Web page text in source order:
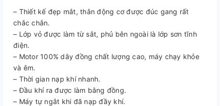
– Thiết kế đẹp mắt, thân động cơ được đúc gang rất
chắc chắn.
– Lớp vỏ được làm từ sắt, phủ bên ngoài là lớp sơn tĩnh
điện.
– Motor 100% dây đồng chất lượng cao, máy chạy khỏe
và êm.
– Thời gian nạp khí nhanh.
– Đầu khí ra được làm bằng đồng.
– Máy tự ngắt khi đã nạp đầy khí.